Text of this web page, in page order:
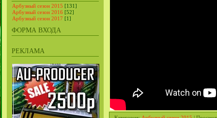
Арбузный сезон 2015 [131]
Арбузный сезон 2016 [52]
Арбузный сезон 2017 [1]
ФОРМА ВХОДА
РЕКЛАМА